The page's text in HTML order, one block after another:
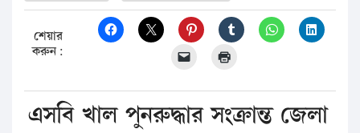
শেয়ার
করুন:
এসবি খাল পুনরুদ্ধার সংক্রান্ত জেলা